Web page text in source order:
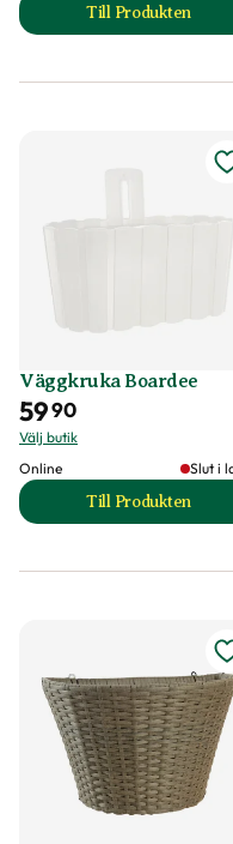
Till Produkten
till
Väggkruka Boardee
5990
Välj butik
Online
Slut i
Till Produkten
till